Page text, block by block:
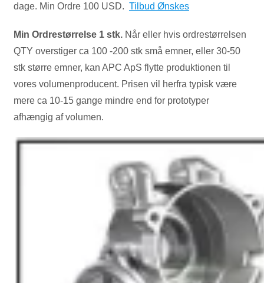
dage. Min Ordre 100 USD. Tilbud Ønskes
Min Ordrestørrelse 1 stk. Når eller hvis ordrestørrelsen
QTY overstiger ca 100 -200 stk små emner, eller 30-50
stk større emner, kan APC ApS flytte produktionen til
vores volumenproducent. Prisen vil herfra typisk være
mere ca 10-15 gange mindre end for prototyper
afhængig af volumen.